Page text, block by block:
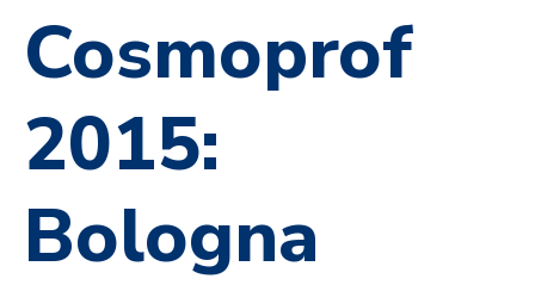
Cosmoprof
2015:
Bologna